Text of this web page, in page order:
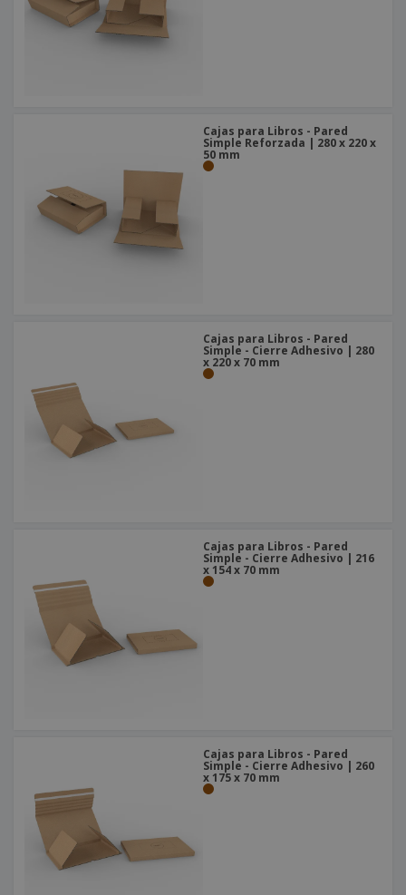
Cajas para Libros - Pared
Simple Reforzada | 280 x 220 x
50 mm
Cajas para Libros - Pared
Simple - Cierre Adhesivo | 280
x 220 x 70 mm
Cajas para Libros - Pared
Simple - Cierre Adhesivo | 216
x 154 x 70 mm
Cajas para Libros - Pared
Simple - Cierre Adhesivo | 260
x 175 x 70 mm